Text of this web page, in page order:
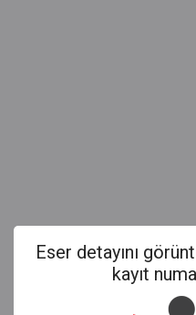
Eser detayını
kayıt